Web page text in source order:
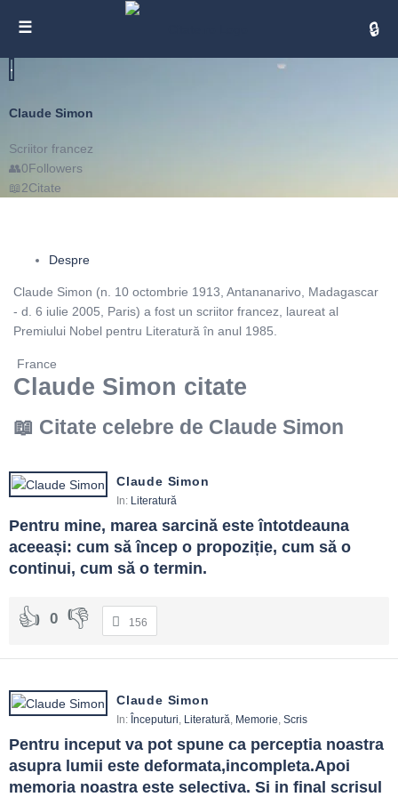
Claude Simon
Scriitor francez
0Followers
2Citate
Despre
Claude Simon (n. 10 octombrie 1913, Antananarivo, Madagascar
- d. 6 iulie 2005, Paris) a fost un scriitor francez, laureat al
Premiului Nobel pentru Literatură în anul 1985.
France
Claude Simon citate
Citate celebre de Claude Simon
Claude Simon
In: Literatură
Pentru mine, marea sarcină este întotdeauna
aceeași: cum să încep o propoziție, cum să o
continui, cum să o termin.
0 156
Claude Simon
In: Începuturi, Literatură, Memorie, Scris
Pentru inceput va pot spune ca perceptia noastra
asupra lumii este deformata,incompleta.Apoi
memoria noastra este selectiva. Si in final scrisul